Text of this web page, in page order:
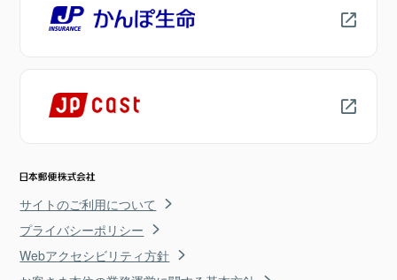
サイトのご利用について
プライバシーポリシー
Webアクセシビリティ方針